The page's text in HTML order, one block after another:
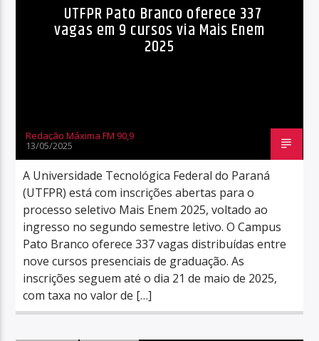
UTFPR Pato Branco oferece 337
vagas em 9 cursos via Mais Enem
2025
Redação Máxima FM 90,9
13/05/2025
A Universidade Tecnológica Federal do Paraná
(UTFPR) está com inscrições abertas para o
processo seletivo Mais Enem 2025, voltado ao
ingresso no segundo semestre letivo. O Campus
Pato Branco oferece 337 vagas distribuídas entre
nove cursos presenciais de graduação. As
inscrições seguem até o dia 21 de maio de 2025,
com taxa no valor de […]